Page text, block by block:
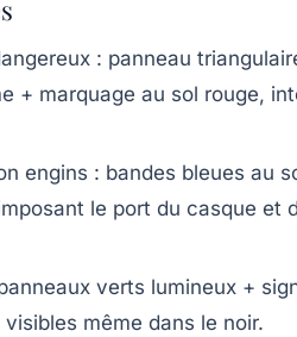
: panneau
+ marquage au sol rouge,
engins : bandes bleues au
le port du casque et
verts lumineux +
même dans le noir.